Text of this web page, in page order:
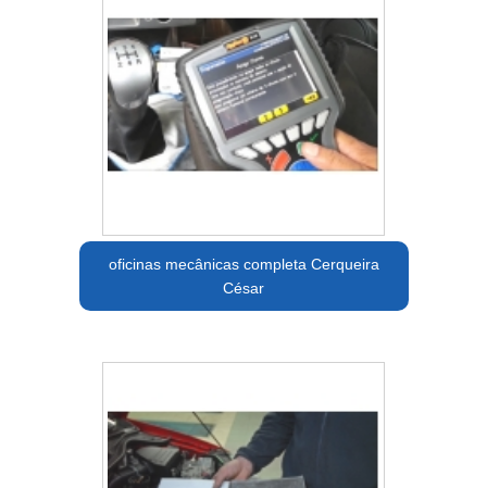
oficinas mecânicas completa Cerqueira
César